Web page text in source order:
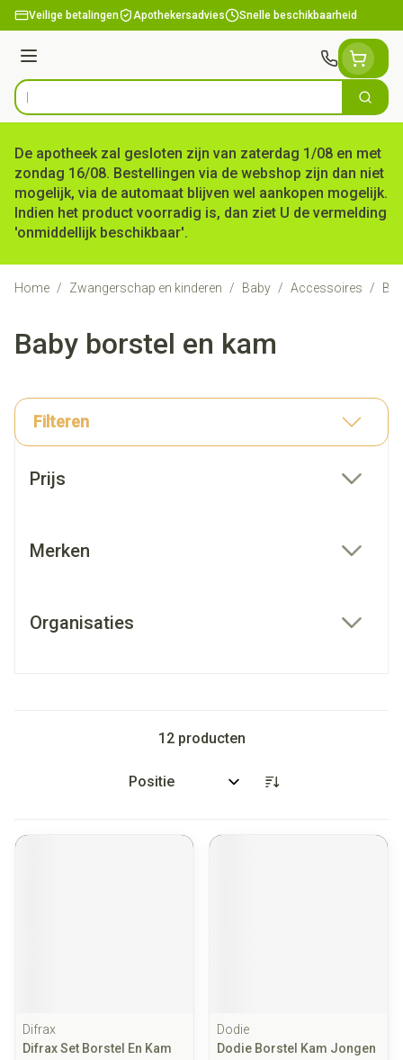
Ga naar de inhoud
Veilige betalingen Apothekersadvies Snelle beschikbaarheid
Menu
Product, merk, categorie... Zoek
De apotheek zal gesloten zijn van zaterdag 1/08 en met
zondag 16/08. Bestellingen via de webshop zijn dan niet
mogelijk, via de automaat blijven wel aankopen mogelijk.
Indien het product voorradig is, dan ziet U de vermelding
'onmiddellijk beschikbaar'.
Home / Zwangerschap en kinderen / Baby / Accessoires /
Baby borstel en kam
Filteren
Prijs
Merken
Organisaties
12producten
Sorteer op:
Difrax
Difrax Set Borstel En Kam
Dodie
Dodie Borstel Kam Jongen